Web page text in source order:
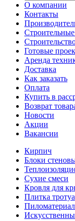
О компании
Контакты
Готовые
Аренда
Доставка
Как заказать
Оплата
Купить в
Возврат
Новости
Акции
Вакансии
Кирпич
Блоки
Сухие смеси
Кровля для
Плитка